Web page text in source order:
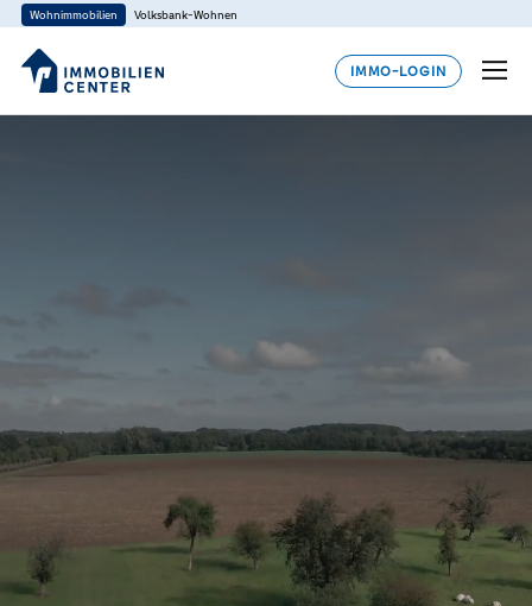
Wohnimmobilien Volksbank-Wohnen
IMMO-LOGIN